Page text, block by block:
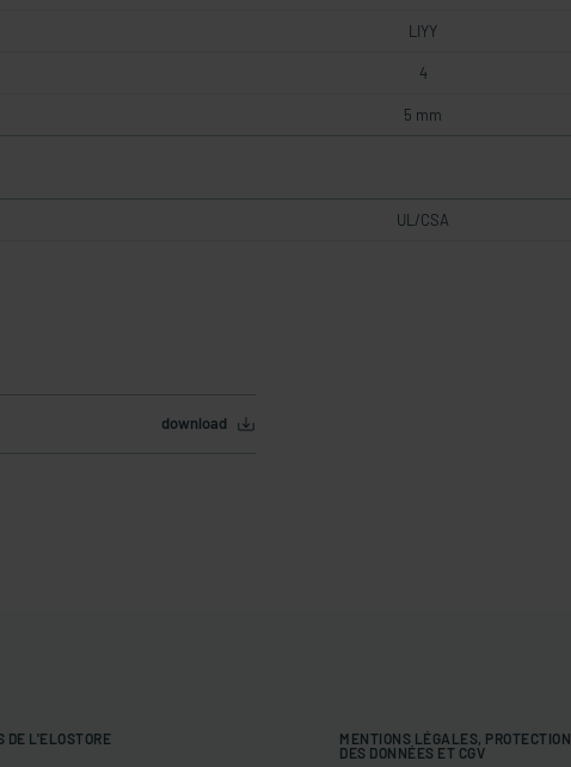
LIYY
4
5 mm
UL/CSA
download
DE L'ELOSTORE
MENTIONS LÉGALES, PROTECTION
DES DONNÉES ET CGV